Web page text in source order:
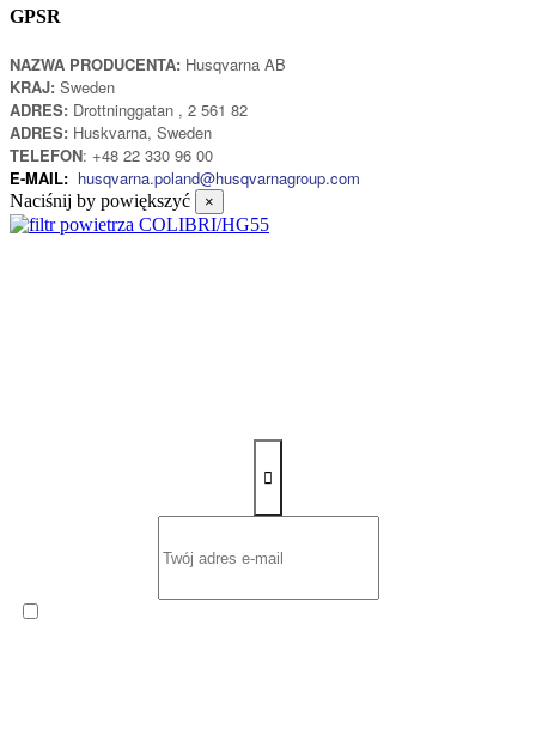
GPSR
NAZWA PRODUCENTA: Husqvarna AB
KRAJ: Sweden
ADRES: Drottninggatan , 2 561 82
ADRES: Huskvarna, Sweden
TELEFON: +48 22 330 96 00
E-MAIL: husqvarna.poland@husqvarnagroup.com
Naciśnij by powiększyć ×